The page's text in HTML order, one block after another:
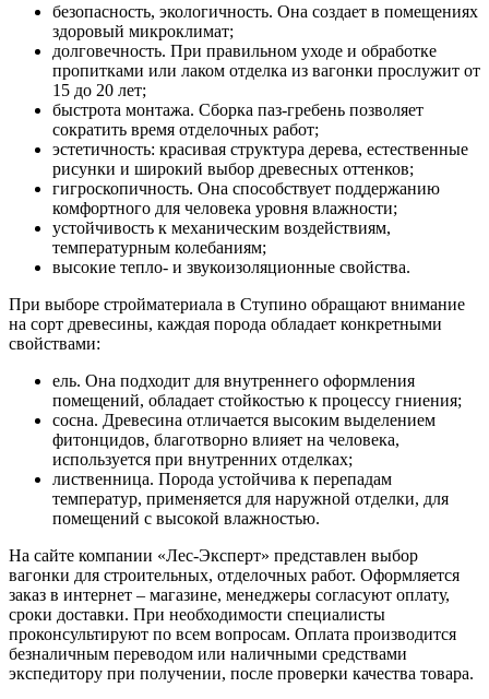
безопасность, экологичность. Она создает в помещениях
здоровый микроклимат;
долговечность. При правильном уходе и обработке
пропитками или лаком отделка из вагонки прослужит от
15 до 20 лет;
быстрота монтажа. Сборка паз-гребень позволяет
сократить время отделочных работ;
эстетичность: красивая структура дерева, естественные
рисунки и широкий выбор древесных оттенков;
гигроскопичность. Она способствует поддержанию
комфортного для человека уровня влажности;
устойчивость к механическим воздействиям,
температурным колебаниям;
высокие тепло- и звукоизоляционные свойства.
При выборе стройматериала в Ступино обращают внимание
на сорт древесины, каждая порода обладает конкретными
свойствами:
ель. Она подходит для внутреннего оформления
помещений, обладает стойкостью к процессу гниения;
сосна. Древесина отличается высоким выделением
фитонцидов, благотворно влияет на человека,
используется при внутренних отделках;
лиственница. Порода устойчива к перепадам
температур, применяется для наружной отделки, для
помещений с высокой влажностью.
На сайте компании «Лес-Эксперт» представлен выбор
вагонки для строительных, отделочных работ. Оформляется
заказ в интернет – магазине, менеджеры согласуют оплату,
сроки доставки. При необходимости специалисты
проконсультируют по всем вопросам. Оплата производится
безналичным переводом или наличными средствами
экспедитору при получении, после проверки качества товара.